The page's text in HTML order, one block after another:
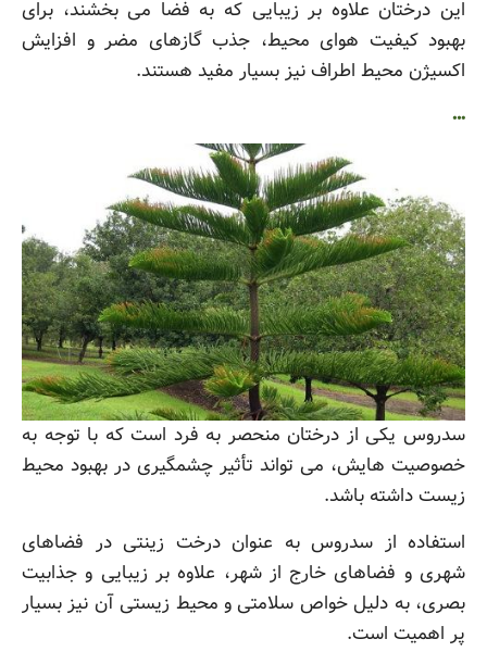
این درختان علاوه بر زیبایی که به فضا می بخشند، برای
بهبود کیفیت هوای محیط، جذب گازهای مضر و افزایش
اکسیژن محیط اطراف نیز بسیار مفید هستند.
…
سدروس یکی از درختان منحصر به فرد است که با توجه به
خصوصیت هایش، می تواند تأثیر چشمگیری در بهبود محیط
زیست داشته باشد.
استفاده از سدروس به عنوان درخت زینتی در فضاهای
شهری و فضاهای خارج از شهر، علاوه بر زیبایی و جذابیت
بصری، به دلیل خواص سلامتی و محیط زیستی آن نیز بسیار
پر اهمیت است.